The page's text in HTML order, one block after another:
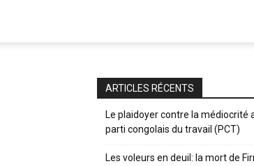
ARTICLES RÉCENTS
Le plaidoyer contre la médiocrité
parti congolais du travail (PCT)
Les voleurs en deuil: la mort de